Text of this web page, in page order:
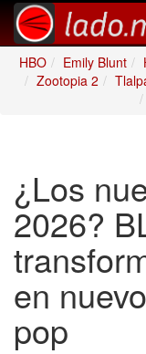
HBO
Emily Blunt
Zootopia 2
¿Los
2026?
en
pop